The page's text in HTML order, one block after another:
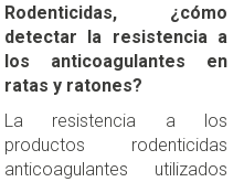
Rodenticidas, ¿cómo
detectar la resistencia a
los anticoagulantes en
ratas y ratones?
La resistencia a los
productos rodenticidas
anticoagulantes utilizados